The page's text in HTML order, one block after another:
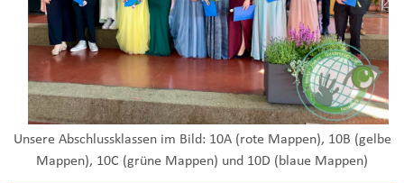
Unsere Abschlussklassen im Bild: 10A (rote Mappen), 10B (gelbe
Mappen), 10C (grüne Mappen) und 10D (blaue Mappen)